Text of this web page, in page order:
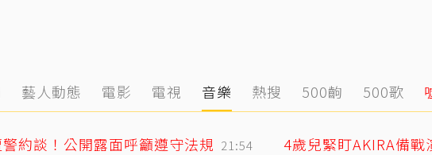
藝人動態 電影 電視 音樂 熱搜 500齣 500歌
約談！公開露面呼籲遵守法規 21:54 4歲兒緊盯AKIRA備